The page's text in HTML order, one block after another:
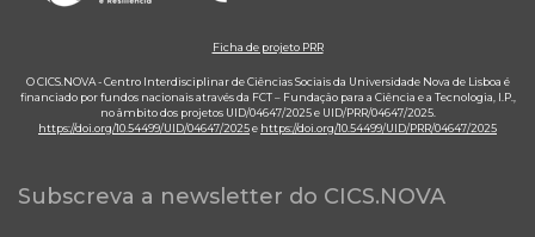
Ficha de projeto PRR
O CICS.NOVA - Centro Interdisciplinar de Ciências Sociais da Universidade Nova de Lisboa é
financiado por fundos nacionais através da FCT – Fundação para a Ciência e a Tecnologia, I.P.,
no âmbito dos projetos UID/04647/2025 e UID/PRR/04647/2025.
https://doi.org/10.54499/UID/04647/2025e https://doi.org/10.54499/UID/PRR/04647/2025
Subscreva a newsletter do CICS.NOVA